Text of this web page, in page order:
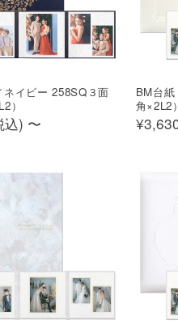
ネイビー 258SQ３面
）
込) 〜
BM台
角×2L2）